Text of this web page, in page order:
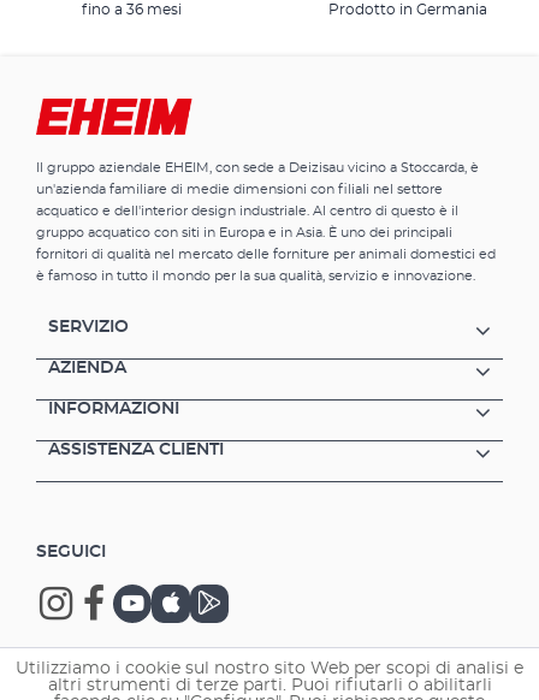
fino a 36 mesi
Prodotto in Germania
Il gruppo aziendale EHEIM, con sede a Deizisau vicino a Stoccarda, è
un'azienda familiare di medie dimensioni con filiali nel settore
acquatico e dell'interior design industriale. Al centro di questo è il
gruppo acquatico con siti in Europa e in Asia. È uno dei principali
fornitori di qualità nel mercato delle forniture per animali domestici ed
è famoso in tutto il mondo per la sua qualità, servizio e innovazione.
SERVIZIO
AZIENDA
INFORMAZIONI
ASSISTENZA CLIENTI
SEGUICI
Copyright © 2026 EHEIM GmbH & Co. KG.
Utilizziamo i cookie sul nostro sito Web per scopi di analisi e
altri strumenti di terze parti. Puoi rifiutarli o abilitarli